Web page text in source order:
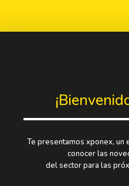
Te presentamos xponex, un
conocer las
del sector para las